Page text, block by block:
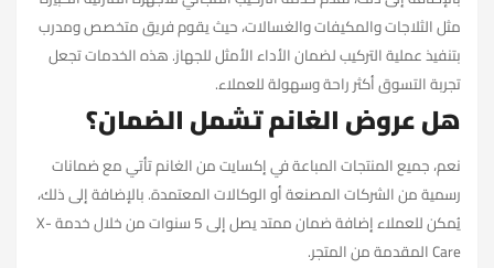
مثل الثلاجات والمكيفات والغسالات، حيث يقوم فريق متخصص ومدرب
بتنفيذ عملية التركيب لضمان الأداء الأمثل للجهاز. هذه الخدمات تجعل
تجربة التسوق أكثر راحة وسهولة للعملاء.
هل عروض الغانم تشمل الضمان؟
نعم، جميع المنتجات المباعة في إكسايت من الغانم تأتي مع ضمانات
رسمية من الشركات المصنعة أو الوكالات المعتمدة. بالإضافة إلى ذلك،
يُمكن للعملاء إضافة ضمان ممتد يصل إلى 5 سنوات من خلال خدمة X-
Care المقدمة من المتجر.